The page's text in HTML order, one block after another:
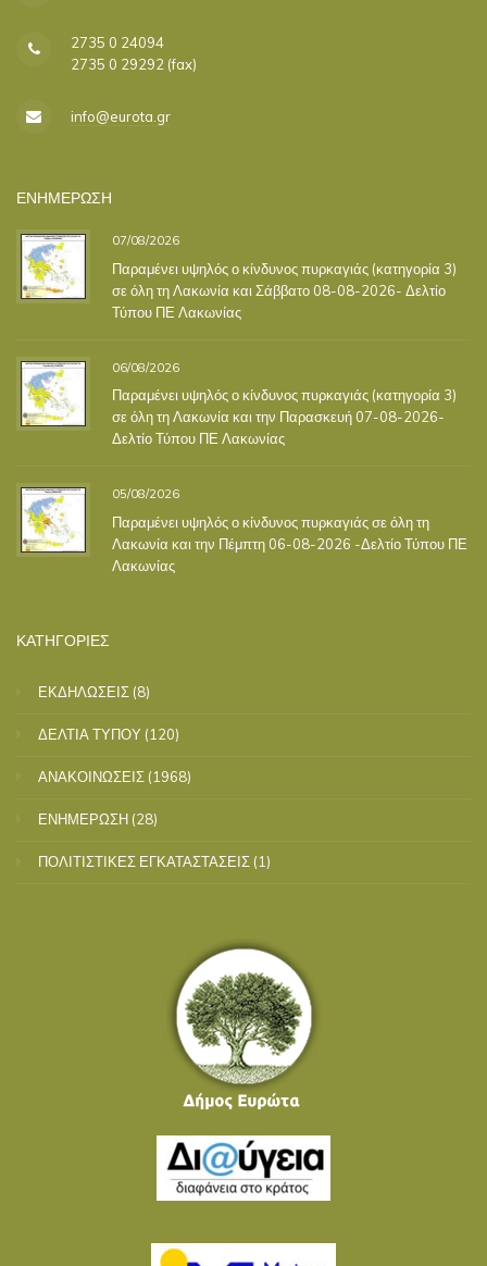
2735 0 24094
2735 0 29292 (fax)
info@eurota.gr
ΕΝΗΜΕΡΩΣΗ
07/08/2026
Παραμένει υψηλός ο κίνδυνος πυρκαγιάς (κατηγορία 3)
σε όλη τη Λακωνία και Σάββατο 08-08-2026- Δελτίο
Τύπου ΠΕ Λακωνίας
06/08/2026
Παραμένει υψηλός ο κίνδυνος πυρκαγιάς (κατηγορία 3)
σε όλη τη Λακωνία και την Παρασκευή 07-08-2026-
Δελτίο Τύπου ΠΕ Λακωνίας
05/08/2026
Παραμένει υψηλός ο κίνδυνος πυρκαγιάς σε όλη τη
Λακωνία και την Πέμπτη 06-08-2026 -Δελτίο Τύπου ΠΕ
Λακωνίας
ΚΑΤΗΓΟΡΙΕΣ
ΕΚΔΗΛΩΣΕΙΣ (8)
ΔΕΛΤΙΑ ΤΥΠΟΥ (120)
ΑΝΑΚΟΙΝΩΣΕΙΣ (1968)
ΕΝΗΜΕΡΩΣΗ (28)
ΠΟΛΙΤΙΣΤΙΚΕΣ ΕΓΚΑΤΑΣΤΑΣΕΙΣ (1)